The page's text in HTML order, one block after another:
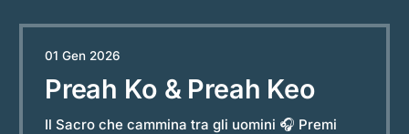
Preah Ko & Preah Keo
Il Sacro che cammina tra gli uomini 🎧 Premi
01 Gen 2026